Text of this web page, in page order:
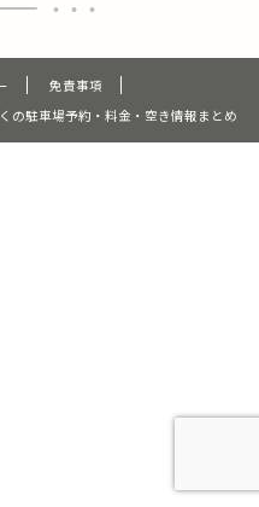
免責事項
駐車場予約・料金・空き情報まとめ